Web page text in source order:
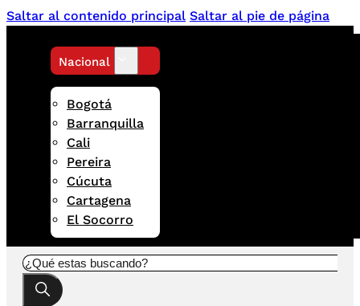
Saltar al contenido principal Saltar al pie de página
Nacional
Bogotá
Barranquilla
Cali
Pereira
Cúcuta
Cartagena
El Socorro
Buscar